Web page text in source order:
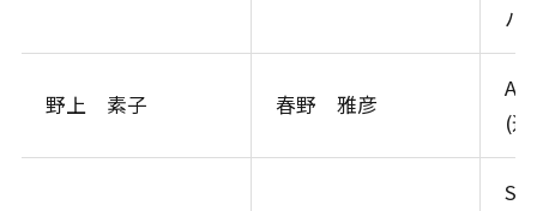
バ
野上 素子 春野 雅彦
(